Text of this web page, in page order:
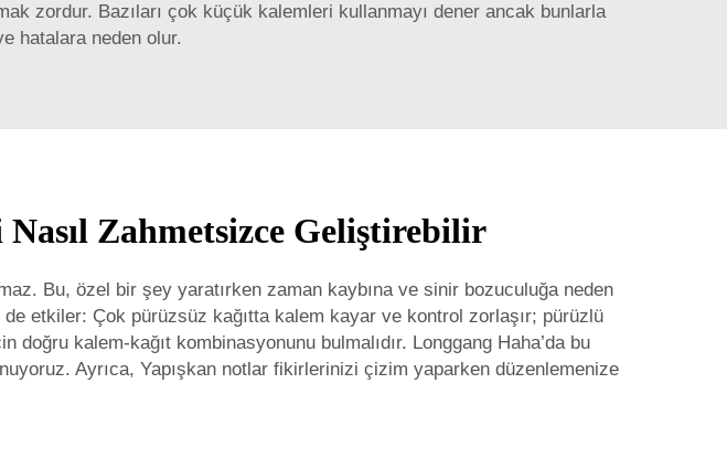
zordur. Bazıları çok küçük kalemleri kullanmayı dener ancak bunlarla
hatalara neden olur.
Zahmetsizce Geliştirebilir
Bu, özel bir şey yaratırken zaman kaybına ve sinir bozuculuğa neden
etkiler: Çok pürüzsüz kağıtta kalem kayar ve kontrol zorlaşır; pürüzlü
doğru kalem-kağıt kombinasyonunu bulmalıdır. Longgang Haha’da bu
Ayrıca, Yapışkan notlar fikirlerinizi çizim yaparken düzenlemenize